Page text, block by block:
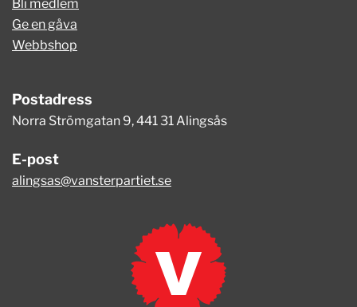
Bli medlem
Ge en gåva
Webbshop
Postadress
Norra Strömgatan 9, 441 31 Alingsås
E-post
alingsas@vansterpartiet.se